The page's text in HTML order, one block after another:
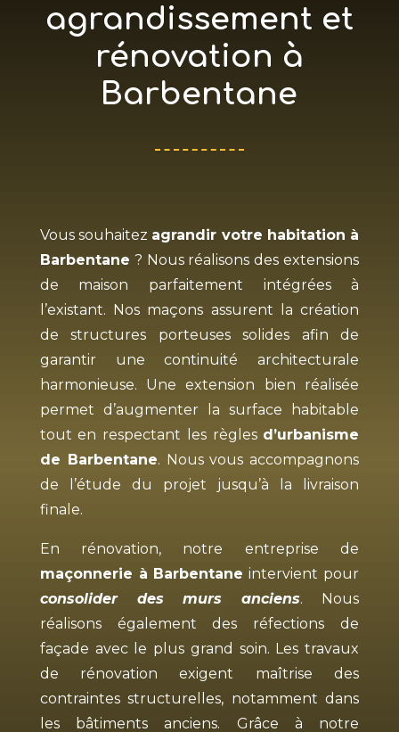
agrandissement et
rénovation à
Barbentane
Vous souhaitez agrandir votre habitation à
Barbentane ? Nous réalisons des extensions
de maison parfaitement intégrées à
l’existant. Nos maçons assurent la création
de structures porteuses solides afin de
garantir une continuité architecturale
harmonieuse. Une extension bien réalisée
permet d’augmenter la surface habitable
tout en respectant les règles d’urbanisme
de Barbentane. Nous vous accompagnons
de l’étude du projet jusqu’à la livraison
finale.
En rénovation, notre entreprise de
maçonnerie à Barbentane intervient pour
consolider des murs anciens. Nous
réalisons également des réfections de
façade avec le plus grand soin. Les travaux
de rénovation exigent maîtrise des
contraintes structurelles, notamment dans
les bâtiments anciens. Grâce à notre